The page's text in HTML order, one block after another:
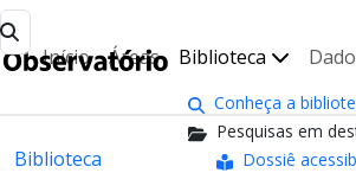
Início Áreas Biblioteca
Conheça a
Pesquisas em
Dossiê
Biblioteca